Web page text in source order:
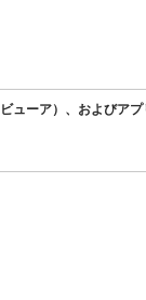
ューア）、およびア